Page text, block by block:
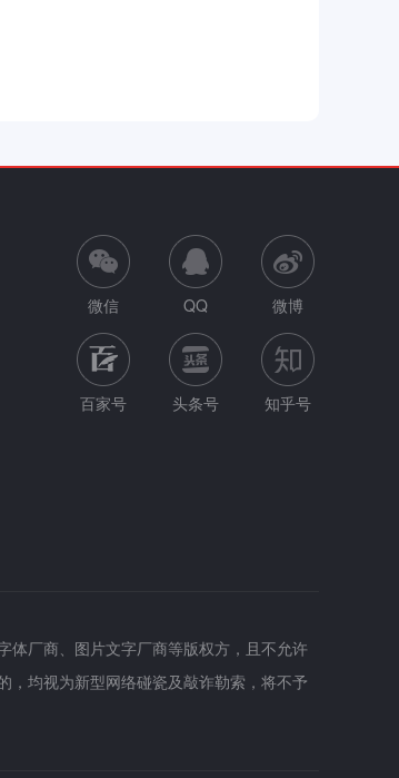
微信 QQ 微博
百家号 头条号 知乎号
体厂商、图片文字厂商等版权方，且不允许
，均视为新型网络碰瓷及敲诈勒索，将不予